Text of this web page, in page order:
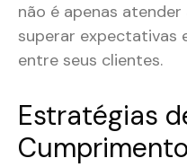
não é apenas
superar expectativas
entre seus clientes.
Estratégias
Cumprimento